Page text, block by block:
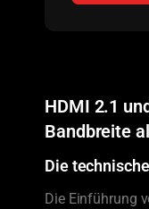
HDMI 2.1
Bandbreite
Die
Die Einführung